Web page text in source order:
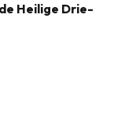
Heilige Drie-